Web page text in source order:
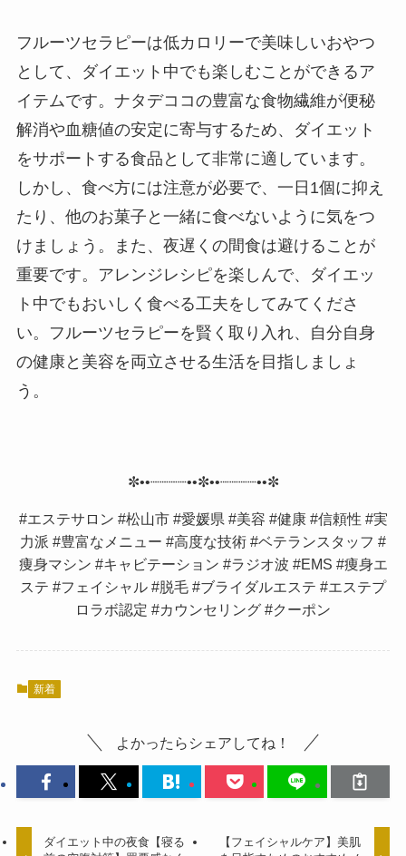
フルーツセラピーは低カロリーで美味しいおやつ
として、ダイエット中でも楽しむことができるア
イテムです。ナタデココの豊富な食物繊維が便秘
解消や血糖値の安定に寄与するため、ダイエット
をサポートする食品として非常に適しています。
しかし、食べ方には注意が必要で、一日1個に抑え
たり、他のお菓子と一緒に食べないように気をつ
けましょう。また、夜遅くの間食は避けることが
重要です。アレンジレシピを楽しんで、ダイエッ
ト中でもおいしく食べる工夫をしてみてくださ
い。フルーツセラピーを賢く取り入れ、自分自身
の健康と美容を両立させる生活を目指しましょ
う。
✼••┈┈┈┈••✼••┈┈┈┈••✼
#エステサロン #松山市 #愛媛県 #美容 #健康 #信頼性 #実
力派 #豊富なメニュー #高度な技術 #ベテランスタッフ #
痩身マシン #キャビテーション #ラジオ波 #EMS #痩身エ
ステ #フェイシャル #脱毛 #ブライダルエステ #エステプ
ロラボ認定 #カウンセリング #クーポン
新着
よかったらシェアしてね！
ダイエット中の夜食【寝る
【フェイシャルケア】美肌